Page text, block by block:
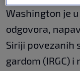
Washington je
odgovora,
Siriji povezanih
gardom (IRGC)